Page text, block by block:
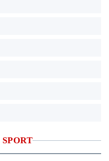
SPORT